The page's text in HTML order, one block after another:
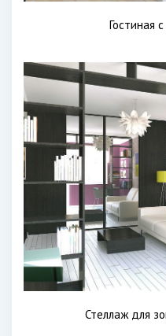
Гостиная
Стеллаж для